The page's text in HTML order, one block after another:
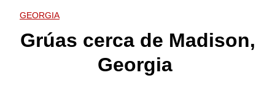
GEORGIA
Grúas cerca de Madison,
Georgia